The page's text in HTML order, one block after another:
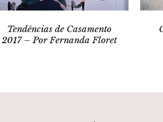
Tendências de Casamento
2017 – Por Fernanda Floret